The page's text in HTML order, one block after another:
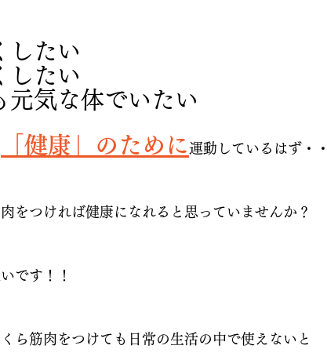
したい
したい
元気な体でいたい
「健康」のために 運動しているはず・
をつければ健康になれると思っていませんか？
です！！
ら筋肉をつけても日常の生活の中で使えないと